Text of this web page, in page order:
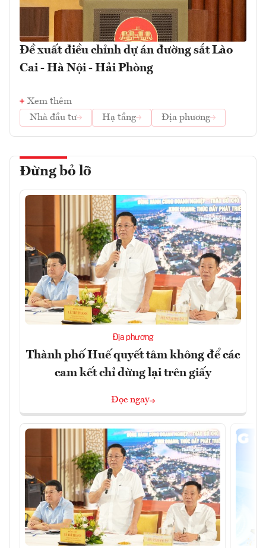
Đề xuất điều chỉnh dự án đường sắt Lào
Cai - Hà Nội - Hải Phòng
Xem thêm
Nhà đầu tư
Hạ tầng Địa phương
Đừng bỏ lỡ
Địa phương
Thành phố Huế quyết tâm không để các
cam kết chỉ dừng lại trên giấy
Đọc ngay